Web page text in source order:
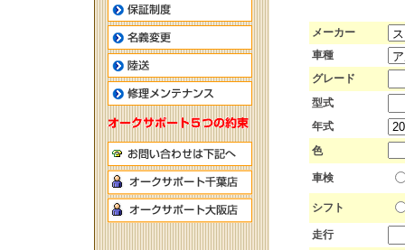
メーカー
車種
グレード
型式
年式
色
車検
シフト
走行